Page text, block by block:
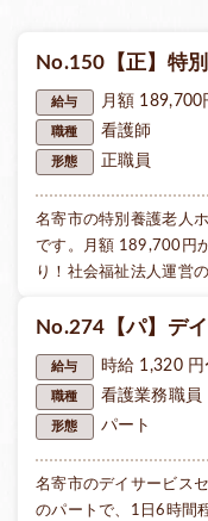
す。栄養バランス
や管理、調理業務
内容です。また、
ーズに配慮しなが
その他にも相
詳しく
No.150【正】特
給与 月額 189,700
職種 看護師
形態 正職員
名寄市の特別養護老人
です。月額 189,700円
り！社会福祉法人運営
No.274【パ】デ
給与 時給 1,320 円
職種 看護業務職員
形態 パート
名寄市のデイサービス
のパートで、1日6時間